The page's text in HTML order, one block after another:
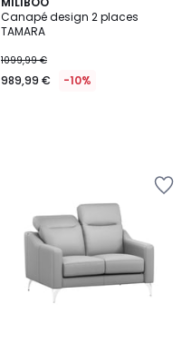
Canapé design 2 places
TAMARA
1099,99 €
989,99 € -10%